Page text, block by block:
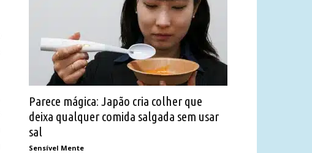
Parece mágica: Japão cria colher que
deixa qualquer comida salgada sem usar
sal
Sensível Mente